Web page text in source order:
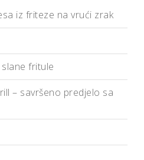
iz friteze na vrući zrak
fritule
– savršeno predjelo sa